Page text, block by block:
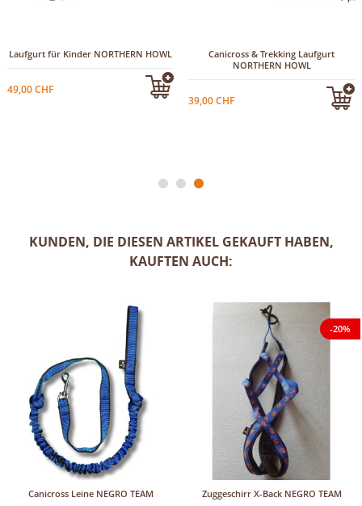
Laufgurt für Kinder NORTHERN HOWL
49,00 CHF
Canicross & Trekking Laufgurt
NORTHERN HOWL
39,00 CHF
KUNDEN, DIE DIESEN ARTIKEL GEKAUFT HABEN,
KAUFTEN AUCH:
Canicross Leine NEGRO TEAM
-20%
Zuggeschirr X-Back NEGRO TEAM